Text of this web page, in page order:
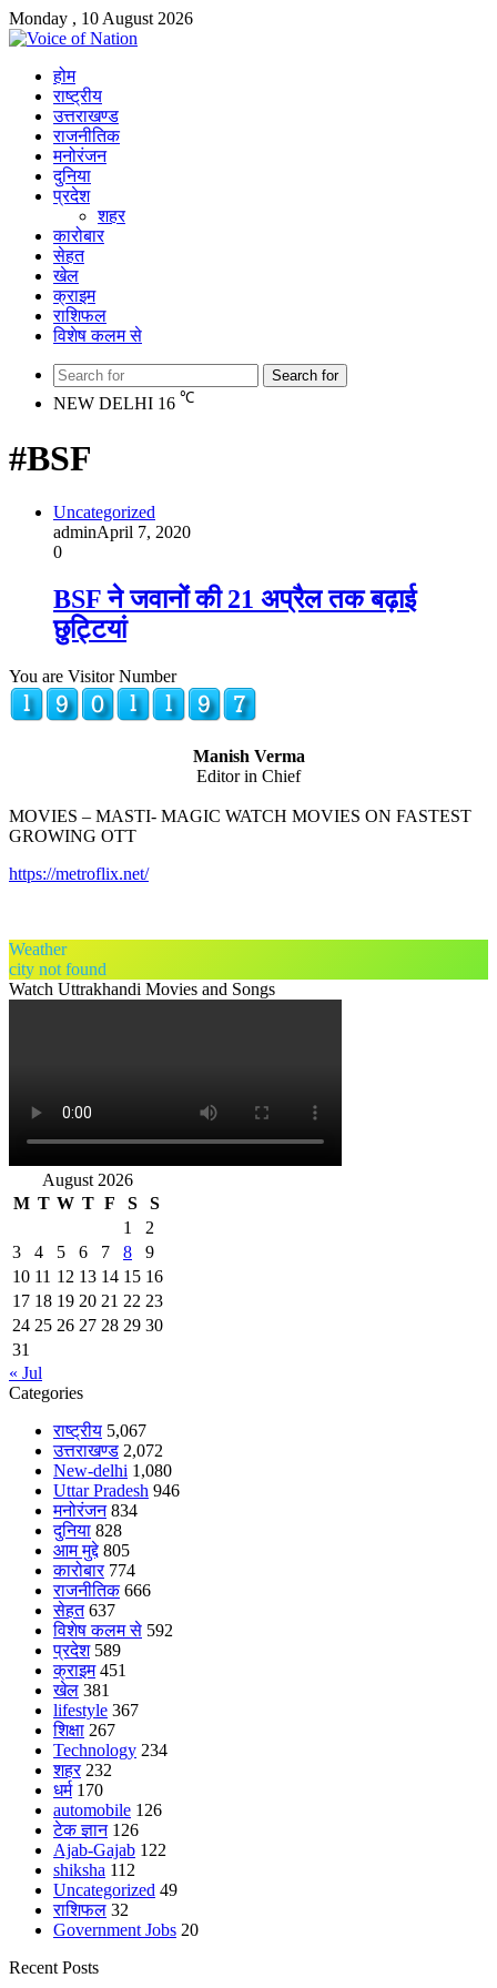
Monday , 10 August 2026
होम
राष्ट्रीय
उत्तराखण्ड
राजनीतिक
मनोरंजन
दुनिया
प्रदेश
शहर
कारोबार
सेहत
खेल
क्राइम
राशिफल
विशेष कलम से
Search for
NEW DELHI 16 ℃
#BSF
Uncategorized
adminApril 7, 2020
0
BSF ने जवानों की 21 अप्रैल तक बढ़ाई
छुट्टियां
You are Visitor Number
Manish Verma
Editor in Chief
MOVIES – MASTI- MAGIC WATCH MOVIES ON FASTEST
GROWING OTT
https://metroflix.net/
Weather
city not found
Watch Uttrakhandi Movies and Songs
August 2026
M T W T F S
S
1
2
3
4 5 6 7 8
9
10 11 12 13 14 15 16
17 18 19 20 21 22 23
24 25 26 27 28 29 30
31
« Jul
Categories
राष्ट्रीय 5,067
उत्तराखण्ड 2,072
New-delhi 1,080
Uttar Pradesh 946
मनोरंजन 834
दुनिया 828
आम मुद्दे 805
कारोबार 774
राजनीतिक 666
सेहत 637
विशेष कलम से 592
प्रदेश 589
क्राइम 451
खेल 381
lifestyle 367
शिक्षा 267
Technology 234
शहर 232
धर्म 170
automobile 126
टेक ज्ञान 126
Ajab-Gajab 122
shiksha 112
Uncategorized 49
राशिफल 32
Government Jobs 20
Recent Posts